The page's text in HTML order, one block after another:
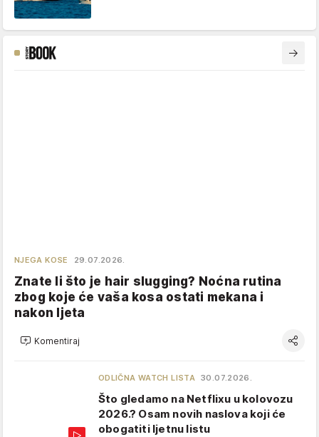
NJEGA KOSE 29.07.2026.
Znate li što je hair slugging? Noćna rutina
zbog koje će vaša kosa ostati mekana i
nakon ljeta
Komentiraj
ODLIČNA WATCH LISTA 30.07.2026.
Što gledamo na Netflixu u kolovozu
2026.? Osam novih naslova koji će
obogatiti ljetnu listu